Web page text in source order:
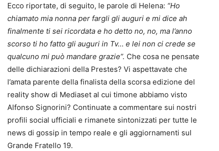
Ecco riportate, di seguito, le parole di Helena: “Ho
chiamato mia nonna per fargli gli auguri e mi dice ah
finalmente ti sei ricordata e ho detto no, no, ma l’anno
scorso ti ho fatto gli auguri in Tv… e lei non ci crede se
qualcuno mi può mandare grazie”. Che cosa ne pensate
delle dichiarazioni della Prestes? Vi aspettavate che
l’amata parente della finalista della scorsa edizione del
reality show di Mediaset al cui timone abbiamo visto
Alfonso Signorini? Continuate a commentare sui nostri
profili social ufficiali e rimanete sintonizzati per tutte le
news di gossip in tempo reale e gli aggiornamenti sul
Grande Fratello 19.